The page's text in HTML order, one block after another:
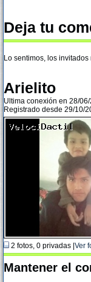
Deja tu
Lo sentimos, los
Arielito
Ultima conexión en 28/
Registrado desde 29/10/
2 fotos, 0 privadas | Ver
Mantener el